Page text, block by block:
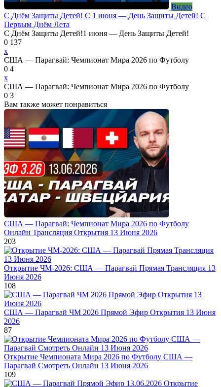
Видео
С Днём Защиты Детей! С 1 июня — День Защиты Детей! С
Первым Днём Лета
С Днём Защиты Детей!1 июня — День Защиты Детей!
0 137
x
США — Парагвай: Чемпионат Мира 2026 по Футболу
0 4
x
США — Парагвай: Чемпионат Мира 2026 по Футболу
0 3
Вам также может понравиться
США — Парагвай: Чемпионат Мира 2026 по Футболу
Онлайн Трансляция Открытия 13 Июня 2026
203
Открытие ЧМ-2026: США — Парагвай Прямая Трансляция 13
Июня 2026
108
США — Парагвай ЧМ 2026 Прямой Эфир Открытия 13 Июня
2026
87
Открытие Чемпионата Мира 2026 по Футболу США —
Парагвай Смотреть Онлайн 13 Июня 2026
109